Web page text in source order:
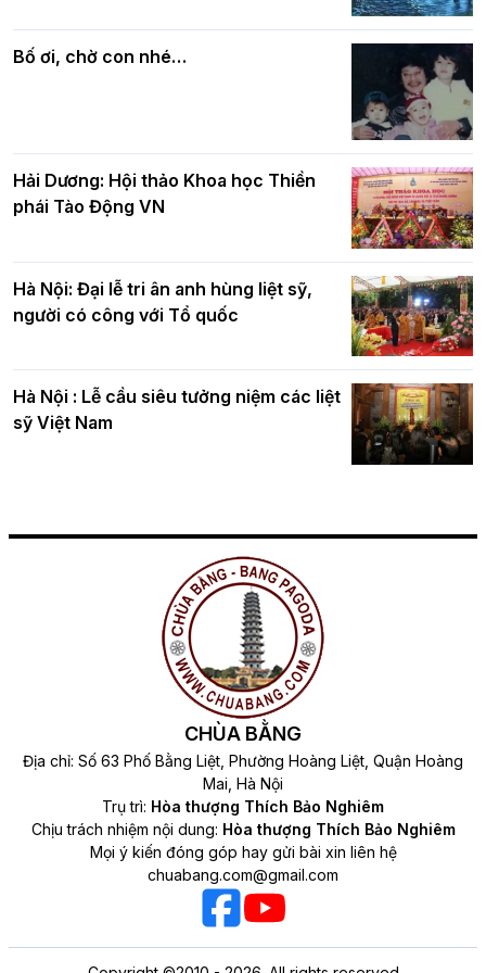
nhân mùa Phật đản PL.2570
Phật giáo chính tín Phần 7: Luật nhân
quả
Bố ơi, chờ con nhé…
Hải Dương: Hội thảo Khoa học Thiền
phái Tào Động VN
Hà Nội: Đại lễ tri ân anh hùng liệt sỹ,
người có công với Tổ quốc
Hà Nội : Lễ cầu siêu tưởng niệm các liệt
sỹ Việt Nam
CHÙA BẰNG
Địa chỉ: Số 63 Phố Bằng Liệt, Phường Hoàng Liệt, Quận Hoàng
Mai, Hà Nội
Trụ trì: Hòa thượng Thích Bảo Nghiêm
Chịu trách nhiệm nội dung: Hòa thượng Thích Bảo Nghiêm
Mọi ý kiến đóng góp hay gửi bài xin liên hệ
chuabang.com@gmail.com